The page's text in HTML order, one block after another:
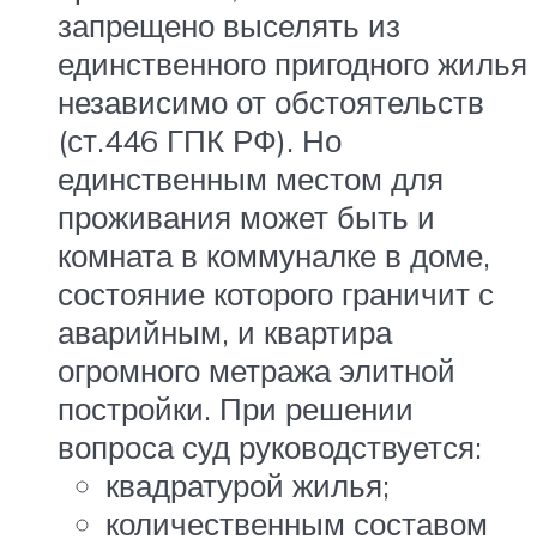
запрещено выселять из
единственного пригодного жилья
независимо от обстоятельств
(ст.446 ГПК РФ). Но
единственным местом для
проживания может быть и
комната в коммуналке в доме,
состояние которого граничит с
аварийным, и квартира
огромного метража элитной
постройки. При решении
вопроса суд руководствуется:
квадратурой жилья;
количественным составом